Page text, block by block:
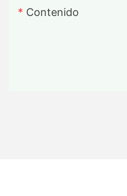
Contenido